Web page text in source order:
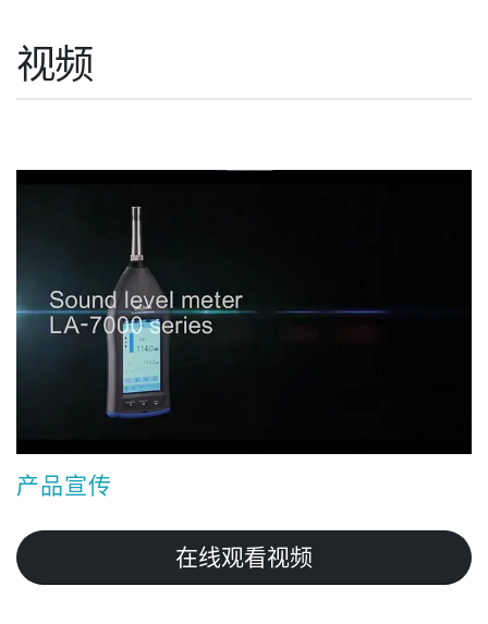
视频
产品宣传
在线观看视频